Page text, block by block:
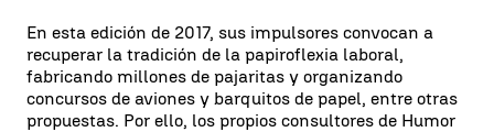
En esta edición de 2017, sus impulsores convocan a
recuperar la tradición de la papiroflexia laboral,
fabricando millones de pajaritas y organizando
concursos de aviones y barquitos de papel, entre otras
propuestas. Por ello, los propios consultores de Humor